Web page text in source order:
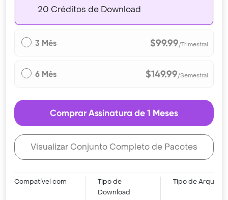
20 Créditos de Download
3 Mês $99.99/Trimestral
6 Mês $149.99/Semestral
Comprar Assinatura de 1 Meses
Visualizar Conjunto Completo de Pacotes
Compatível com
Tipo de
Download
Tipo de Arquivo